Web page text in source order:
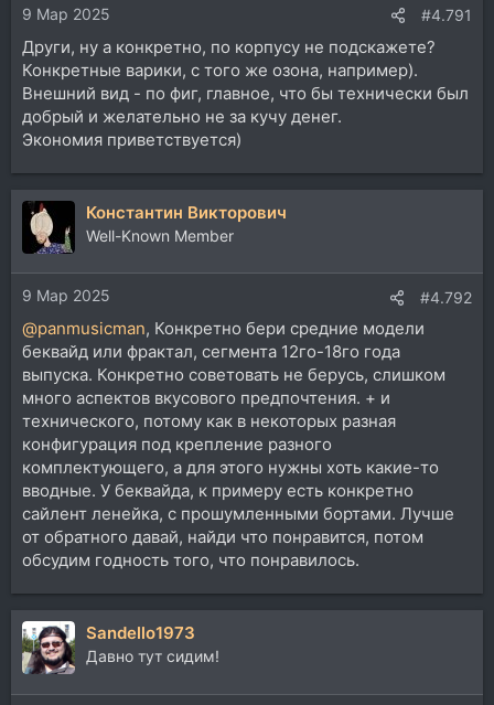
9 Мар 2025 #4.791
Други, ну а конкретно, по корпусу не подскажете?
Конкретные варики, с того же озона, например).
Внешний вид - по фиг, главное, что бы технически был
добрый и желательно не за кучу денег.
Экономия приветствуется)
Константин Викторович
Well-Known Member
9 Мар 2025 #4.792
@panmusicman, Конкретно бери средние модели
беквайд или фрактал, сегмента 12го-18го года
выпуска. Конкретно советовать не берусь, слишком
много аспектов вкусового предпочтения. + и
технического, потому как в некоторых разная
конфигурация под крепление разного
комплектующего, а для этого нужны хоть какие-то
вводные. У беквайда, к примеру есть конкретно
сайлент ленейка, с прошумленными бортами. Лучше
от обратного давай, найди что понравится, потом
обсудим годность того, что понравилось.
Sandello1973
Давно тут сидим!